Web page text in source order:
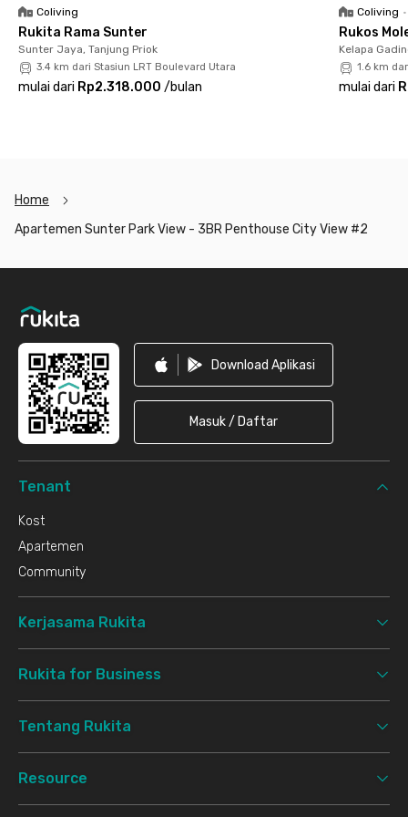
Coliving
Rukita Rama Sunter
Sunter Jaya, Tanjung Priok
3.4 km dari Stasiun LRT Boulevard Utara
mulai dari Rp2.318.000 /bulan
Coliving •
Rukos
Kelapa
1.6 km
mulai dari
Home
Apartemen Sunter Park View - 3BR Penthouse City View #2
Download Aplikasi
Masuk / Daftar
Tenant
Kost
Apartemen
Community
Kerjasama Rukita
Rukita for Business
Tentang Rukita
Resource